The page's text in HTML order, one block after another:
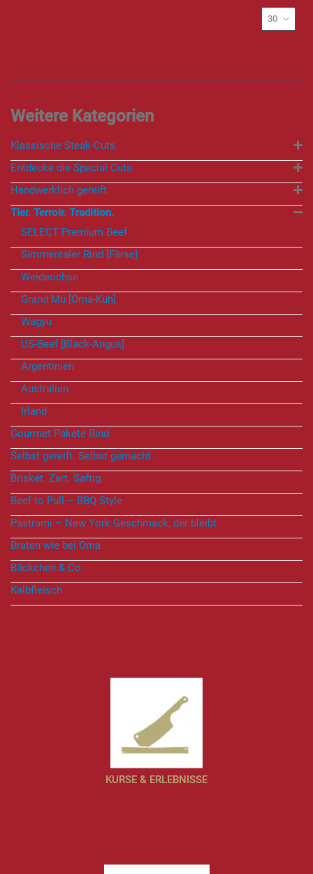
Klassische Steak-Cuts
Entdecke die Special Cuts
Handwerklich gereift
Tier. Terroir. Tradition.
SELECT Premium Beef
Simmentaler Rind [Färse]
Weideochse
Grand Mu [Oma-Kuh]
Wagyu
US-Beef [Black-Angus]
Argentinien
Australien
Irland
Gourmet Pakete Rind
Selbst gereift. Selbst gemacht.
Brisket. Zart. Saftig.
Beef to Pull – BBQ Style
Pastrami – New York Geschmack, der bleibt
Braten wie bei Oma
Bäckchen & Co.
Kalbfleisch
KURSE & ERLEBNISSE